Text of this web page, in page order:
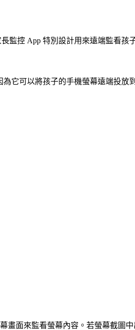
監控 App 特別設計用來遠端監看孩
它可以將孩子的手機螢幕遠端投
畫面來監看螢幕內容。若螢幕截圖